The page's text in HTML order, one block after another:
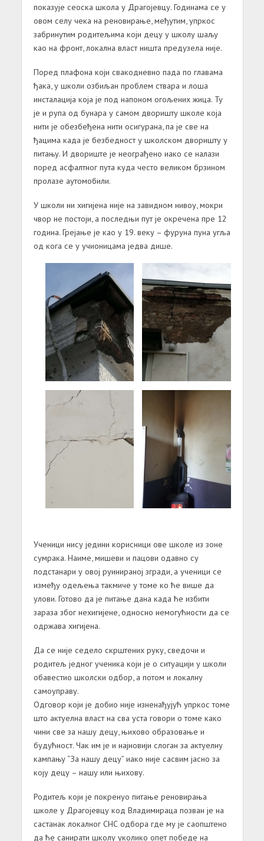
показује сеоска школа у Драгојевцу. Годинама се у
овом селу чека на реновирање, међутим, упркос
забринутим родитељима који децу у школу шаљу
као на фронт, локална власт ништа предузела није.
Поред плафона који свакодневно пада по главама
ђака, у школи озбиљан проблем ствара и лоша
инсталација која је под напоном огољених жица. Ту
је и рупа од бунара у самом дворишту школе која
нити је обезбеђена нити осигурана, па је све на
ђацима када је безбедност у школском дворишту у
питању. И двориште је неограђено иако се налази
поред асфалтног пута куда често великом брзином
пролазе аутомобили.
У школи ни хигијена није на завидном нивоу, мокри
чвор не постоји, а последњи пут је окречена пре 12
година. Грејање је као у 19. веку – фуруна пуна угља
од кога се у учионицама једва дише.
Ученици нису једини корисници ове школе из зоне
сумрака. Наиме, мишеви и пацови одавно су
подстанари у овој руинираној згради, а ученици се
између одељења такмиче у томе ко ће више да
улови. Готово да је питање дана када ће избити
зараза због нехигијене, односно немогућности да се
одржава хигијена.
Да се није седело скрштених руку, сведочи и
родитељ једног ученика који је о ситуацији у школи
обавестио школски одбор, а потом и локалну
самоуправу.
Одговор који је добио није изненађујућ упркос томе
што актуелна власт на сва уста говори о томе како
чини све за нашу децу, њихово образовање и
будућност. Чак им је и најновији слоган за актуелну
кампању “За нашу децу” иако није сасвим јасно за
коју децу – нашу или њихову.
Родитељ који је покренуо питање реновирања
школе у Драгојевцу код Владимираца позван је на
састанак локалног СНС одбора где му је саопштено
да ће санирати школу уколико опет победе на